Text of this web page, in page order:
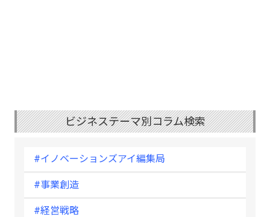
ビジネステーマ別コラム検索
#イノベーションズアイ編集局
#事業創造
#経営戦略